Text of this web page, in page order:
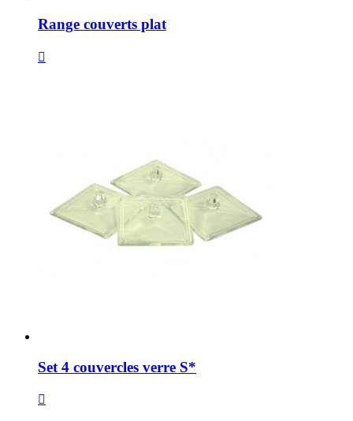
Range couverts plat

Set 4 couvercles verre S*
